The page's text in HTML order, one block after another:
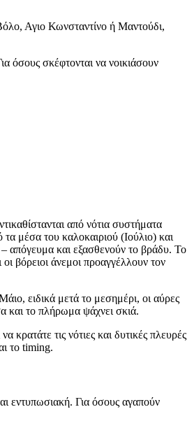
Αγιο Κωνσταντίνο ή Μαντούδι,
όσους σκέφτονται να νοικιάσουν
από νότια συστήματα
μέσα του καλοκαιριού (Ιούλιο) και
– απόγευμα και εξασθενούν το βράδυ. Το
βόρειοι άνεμοι προαγγέλλουν τον
ειδικά μετά το μεσημέρι, οι αύρες
και το πλήρωμα ψάχνει σκιά.
τις νότιες και δυτικές πλευρές
το timing.
εντυπωσιακή. Για όσους αγαπούν